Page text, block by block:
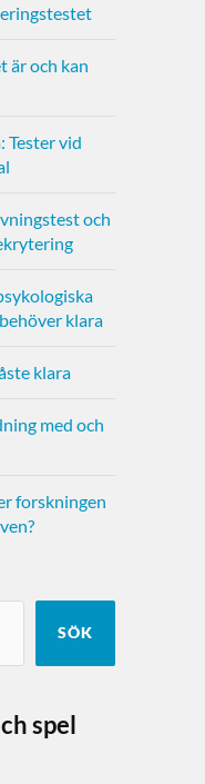
är och kan
Tester vid
och
klara
klara
med och
forskningen
SÖK
spel